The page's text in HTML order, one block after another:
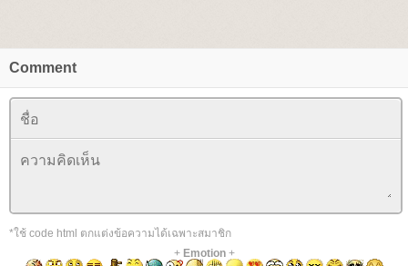
Comment
*ใช้ code html ตกแต่งข้อความได้เฉพาะสมาชิก
+ Emotion+